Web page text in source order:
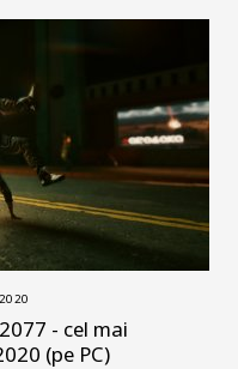
- cel mai
(pe PC)